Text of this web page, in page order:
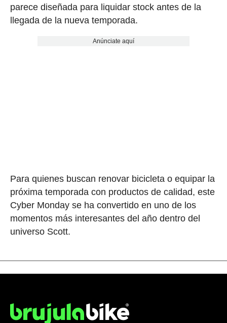
parece diseñada para liquidar stock antes de la
llegada de la nueva temporada.
Anúnciate aquí
Para quienes buscan renovar bicicleta o equipar la
próxima temporada con productos de calidad, este
Cyber Monday se ha convertido en uno de los
momentos más interesantes del año dentro del
universo Scott.